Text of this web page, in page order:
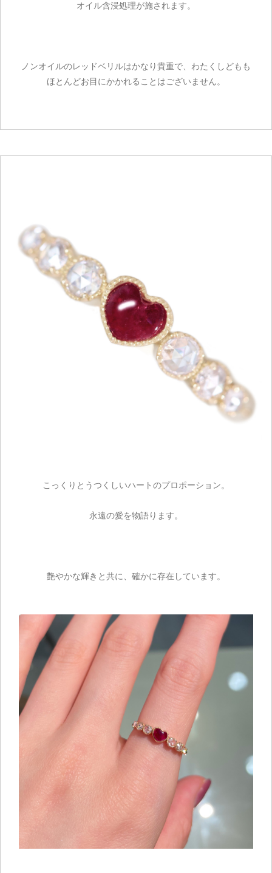
オイル含浸処理が施されます。
ノンオイルのレッドベリルはかなり貴重で、わたくしどもも
ほとんどお目にかかれることはございません。
こっくりとうつくしいハートのプロポーション。
永遠の愛を物語ります。
艶やかな輝きと共に、確かに存在しています。